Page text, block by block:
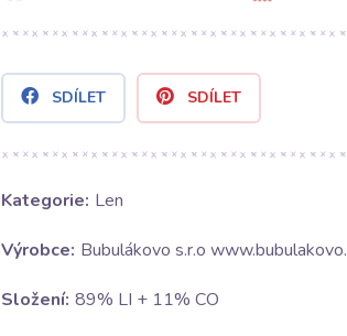
SDÍLET SDÍLET
Kategorie: Len
Výrobce: Bubulákovo s.r.o
Složení: 89% LI + 11% CO